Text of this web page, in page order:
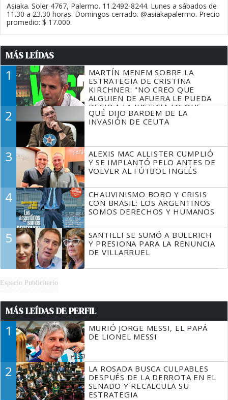
Asiaka. Soler 4767, Palermo. 11.2492-8244. Lunes a sábados de
11.30 a 23.30 horas. Domingos cerrado. @asiakapalermo. Precio
promedio: $ 17.000.
MÁS LEÍDAS
1
MARTÍN MENEM SOBRE LA
ESTRATEGIA DE CRISTINA
KIRCHNER: "NO CREO QUE
ALGUIEN DE AFUERA LE PUEDA
DECIR A LA JUSTICIA LO QUE
TIENE QUE HACER"
2
QUÉ DIJO BARDEM DE LA
INVASIÓN DE CEUTA
3
ALEXIS MAC ALLISTER CUMPLIÓ
Y SE IMPLANTÓ PELO ANTES DE
VOLVER AL FÚTBOL INGLÉS
4
CHAUVINISMO BOBO Y CRISIS
CON BRASIL: LOS ARGENTINOS
SOMOS DERECHOS Y HUMANOS
5
SANTILLI SE SUMÓ A BULLRICH
Y PRESIONA PARA LA RENUNCIA
DE VILLARRUEL
Espacio Publicitario
MÁS LEÍDAS DE PERFIL
1
MURIÓ JORGE MESSI, EL PAPÁ
DE LIONEL MESSI
2
LA ROSADA BUSCA CULPABLES
DESPUÉS DE LA DERROTA EN EL
SENADO Y RECALCULA SU
ESTRATEGIA